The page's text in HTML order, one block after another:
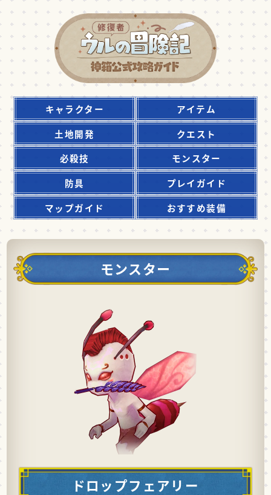
キャラクター
アイテム
土地開発
クエスト
必殺技
モンスター
防具
プレイガイド
マップガイド
おすすめ装備
モンスター
ドロップフェアリー